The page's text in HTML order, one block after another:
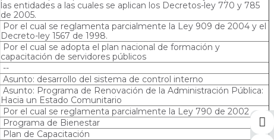
las entidades a las cuales se aplican los Decretos-ley 770 y 785
de 2005.
Por el cual se reglamenta parcialmente la Ley 909 de 2004 y el
Decreto-ley 1567 de 1998.
Por el cual se adopta el plan nacional de formación y
capacitación de servidores públicos
--
Asunto: desarrollo del sistema de control interno
Asunto: Programa de Renovación de la Administración Pública:
Hacia un Estado Comunitario
Por el cual se reglamenta parcialmente la Ley 790 de 2002
Programa de Bienestar
Plan de Capacitación